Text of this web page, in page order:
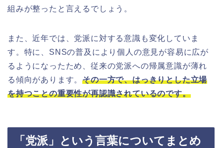
組みが整ったと言えるでしょう。
また、近年では、党派に対する意識も変化していま
す。特に、SNSの普及により個人の意見が容易に広が
るようになったため、従来の党派への帰属意識が薄れ
る傾向があります。その一方で、はっきりとした立場
を持つことの重要性が再認識されているのです。
「党派」という言葉についてまとめ